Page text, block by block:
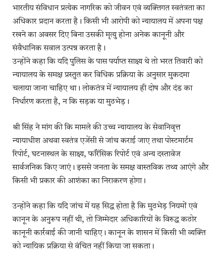
भारतीय संविधान प्रत्येक नागरिक को जीवन एवं व्यक्तिगत स्वतंत्रता का
अधिकार प्रदान करता है। किसी भी आरोपी को न्यायालय में अपना पक्ष
रखने का अवसर दिए बिना उसकी मृत्यु होना अनेक कानूनी और
संवैधानिक सवाल उत्पन्न करता है।
उन्होंने कहा कि यदि पुलिस के पास पर्याप्त साक्ष्य थे तो भरत तिवारी को
न्यायालय के समक्ष प्रस्तुत कर विधिक प्रक्रिया के अनुसार मुकदमा
चलाया जाना चाहिए था। लोकतंत्र में न्यायालय ही दोष और दंड का
निर्धारण करता है, न कि सड़क या मुठभेड़।
श्री सिंह ने मांग की कि मामले की उच्च न्यायालय के सेवानिवृत्त
न्यायाधीश अथवा स्वतंत्र एजेंसी से जांच कराई जाए तथा पोस्टमार्टम
रिपोर्ट, घटनास्थल के साक्ष्य, फॉरेंसिक रिपोर्ट एवं अन्य दस्तावेज
सार्वजनिक किए जाएं। इससे जनता के समक्ष वास्तविक तथ्य आएंगे और
किसी भी प्रकार की आशंका का निराकरण होगा।
उन्होंने कहा कि यदि जांच में यह सिद्ध होता है कि मुठभेड़ नियमों एवं
कानून के अनुरूप नहीं थी, तो जिम्मेदार अधिकारियों के विरुद्ध कठोर
कानूनी कार्रवाई की जानी चाहिए। कानून के शासन में किसी भी व्यक्ति
को न्यायिक प्रक्रिया से वंचित नहीं किया जा सकता।